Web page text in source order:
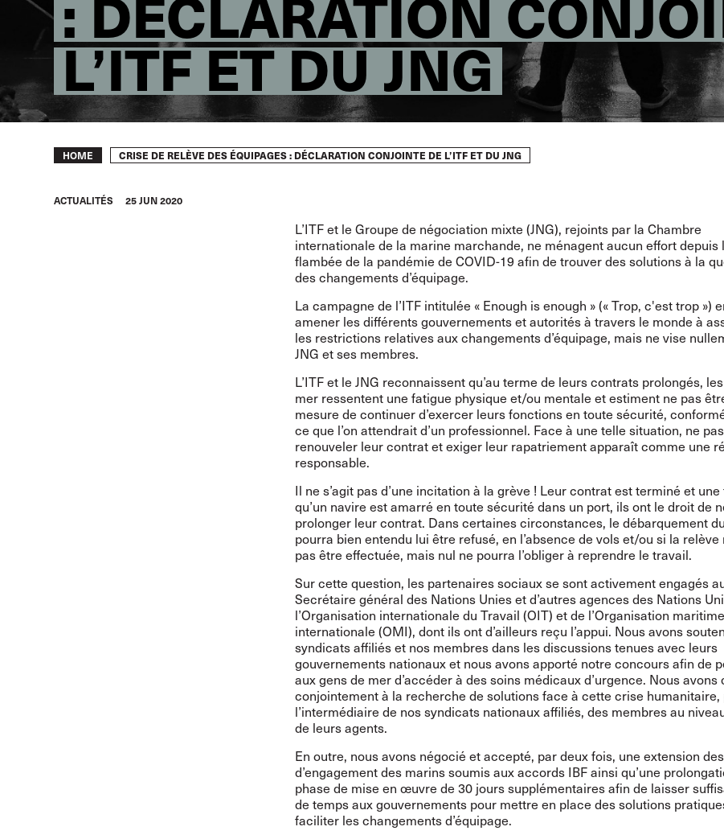
L’ITF ET DU JNG
Breadcrumb
HOME CRISE DE RELÈVE DES ÉQUIPAGES : DÉCLARATION CONJOINTE DE L’ITF ET DU JNG
ACTUALITÉS 25 JUN 2020
L’ITF et le Groupe de négociation mixte (JNG), rejoints par la Chambre
internationale de la marine marchande, ne ménagent aucun effort depuis
flambée de la pandémie de COVID-19 afin de trouver des solutions à la
des changements d’équipage.
La campagne de l’ITF intitulée « Enough is enough » (« Trop, c'est trop »)
amener les différents gouvernements et autorités à travers le monde à
les restrictions relatives aux changements d’équipage, mais ne vise
JNG et ses membres.
L’ITF et le JNG reconnaissent qu’au terme de leurs contrats prolongés,
mer ressentent une fatigue physique et/ou mentale et estiment ne pas
mesure de continuer d’exercer leurs fonctions en toute sécurité,
ce que l’on attendrait d’un professionnel. Face à une telle situation, ne pas
renouveler leur contrat et exiger leur rapatriement apparaît comme une
responsable.
Il ne s’agit pas d’une incitation à la grève ! Leur contrat est terminé et une
qu’un navire est amarré en toute sécurité dans un port, ils ont le droit de
prolonger leur contrat. Dans certaines circonstances, le débarquement
pourra bien entendu lui être refusé, en l’absence de vols et/ou si la relève
pas être effectuée, mais nul ne pourra l’obliger à reprendre le travail.
Sur cette question, les partenaires sociaux se sont activement engagés
Secrétaire général des Nations Unies et d’autres agences des Nations
l’Organisation internationale du Travail (OIT) et de l’Organisation maritime
internationale (OMI), dont ils ont d’ailleurs reçu l’appui. Nous avons
syndicats affiliés et nos membres dans les discussions tenues avec leurs
gouvernements nationaux et nous avons apporté notre concours afin de
aux gens de mer d’accéder à des soins médicaux d’urgence. Nous
conjointement à la recherche de solutions face à cette crise humanitaire,
l’intermédiaire de nos syndicats nationaux affiliés, des membres au
de leurs agents.
En outre, nous avons négocié et accepté, par deux fois, une extension
d’engagement des marins soumis aux accords IBF ainsi qu’une
phase de mise en œuvre de 30 jours supplémentaires afin de laisser
de temps aux gouvernements pour mettre en place des solutions
faciliter les changements d’équipage.